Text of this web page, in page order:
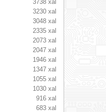
3738 xal
3230 xal
3048 xal
2335 xal
2073 xal
2047 xal
1946 xal
1347 xal
1055 xal
1030 xal
916 xal
683 xal